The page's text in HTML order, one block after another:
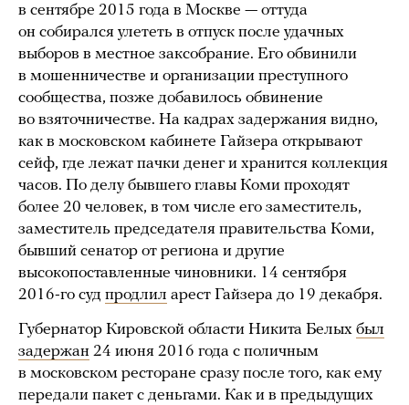
в сентябре 2015 года в Москве — оттуда
он собирался улететь в отпуск после удачных
выборов в местное заксобрание. Его обвинили
в мошенничестве и организации преступного
сообщества, позже добавилось обвинение
во взяточничестве. На кадрах задержания видно,
как в московском кабинете Гайзера открывают
сейф, где лежат пачки денег и хранится коллекция
часов. По делу бывшего главы Коми проходят
более 20 человек, в том числе его заместитель,
заместитель председателя правительства Коми,
бывший сенатор от региона и другие
высокопоставленные чиновники. 14 сентября
2016-го суд продлил арест Гайзера до 19 декабря.
Губернатор Кировской области Никита Белых был
задержан 24 июня 2016 года с поличным
в московском ресторане сразу после того, как ему
передали пакет с деньгами. Как и в предыдущих